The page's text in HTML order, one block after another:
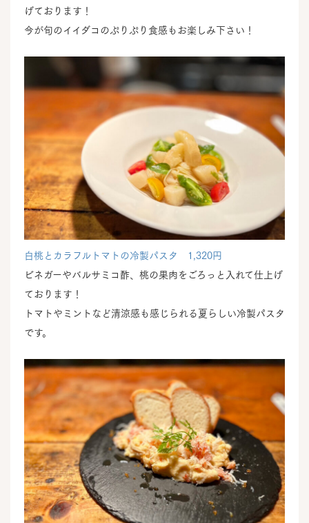
げております！
今が旬のイイダコのぷりぷり食感もお楽しみ下さい！
白桃とカラフルトマトの冷製パスタ 1,320円
ビネガーやバルサミコ酢、桃の果肉をごろっと入れて仕上げ
ております！
トマトやミントなど清涼感も感じられる夏らしい冷製パスタ
です。